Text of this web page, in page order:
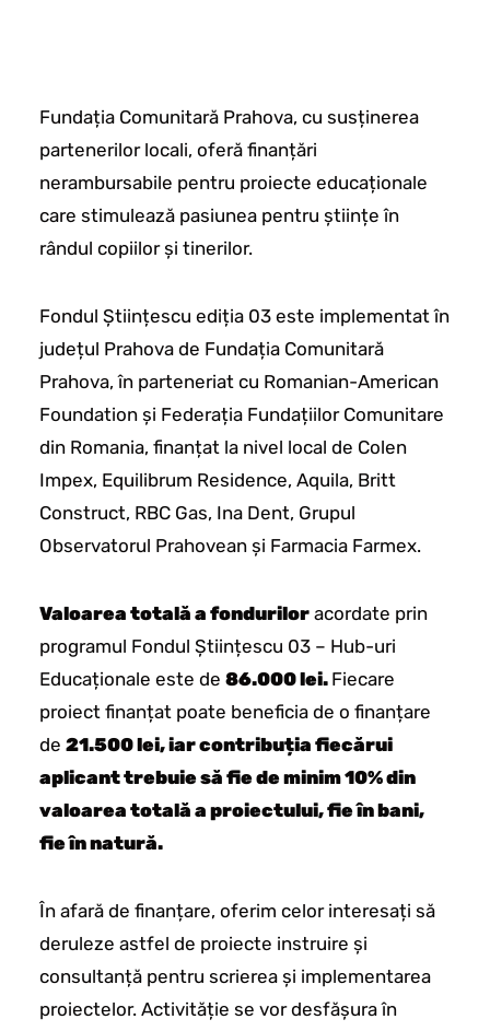
Fundația Comunitară Prahova, cu susținerea
partenerilor locali, oferă finanțări
nerambursabile pentru proiecte educaționale
care stimulează pasiunea pentru științe în
rândul copiilor și tinerilor.
Fondul Științescu ediția 03 este implementat în
județul Prahova de Fundația Comunitară
Prahova, în parteneriat cu Romanian-American
Foundation și Federația Fundațiilor Comunitare
din Romania, finanțat la nivel local de Colen
Impex, Equilibrum Residence, Aquila, Britt
Construct, RBC Gas, Ina Dent, Grupul
Observatorul Prahovean și Farmacia Farmex.
Valoarea totală a fondurilor acordate prin
programul Fondul Științescu 03 – Hub-uri
Educaționale este de 86.000 lei. Fiecare
proiect finanțat poate beneficia de o finanțare
de 21.500 lei, iar contribuția fiecărui
aplicant trebuie să fie de minim 10% din
valoarea totală a proiectului, fie în bani,
fie în natură.
În afară de finanțare, oferim celor interesați să
deruleze astfel de proiecte instruire și
consultanță pentru scrierea și implementarea
proiectelor. Activităție se vor desfășura în